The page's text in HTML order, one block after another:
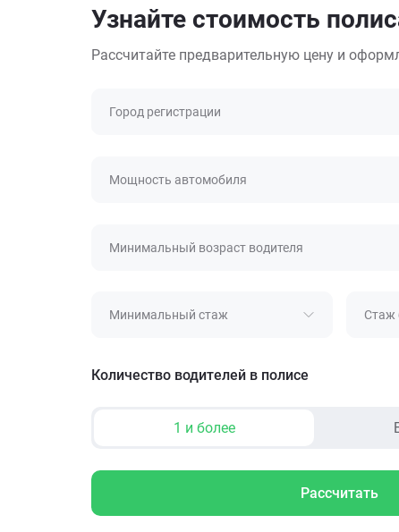
Узнайте стоимость
Рассчитайте предварительную цену и
Город регистрации
Мощность автомобиля
Минимальный возраст водителя
Минимальный стаж Стаж
Количество водителей в полисе
1 и более
Рассчитать